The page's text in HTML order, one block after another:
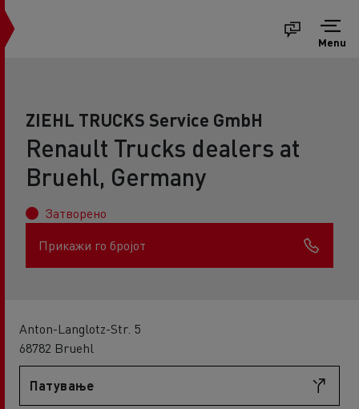
Menu
ZIEHL TRUCKS Service GmbH
Renault Trucks dealers at
Bruehl, Germany
Затворено
Прикажи го бројот
Anton-Langlotz-Str. 5
68782 Bruehl
Патување